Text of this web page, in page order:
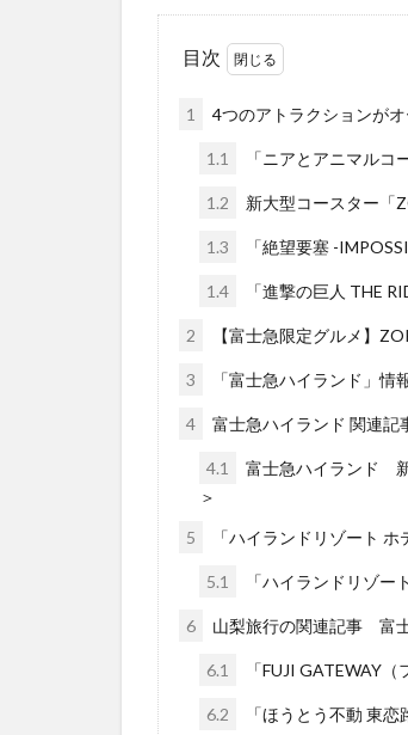
目次
1 4つのアトラクションが
1.1 「ニアとアニマルコ
1.2 新大型コースター「
1.3 「絶望要塞 -
1.4 「進撃の巨人 THE
2 【富士急限定グルメ】
3 「富士急ハイランド」情
4 富士急ハイランド 関連記
4.1
富士急ハイランド
＞
5
「ハイランドリゾート
5.1 「ハイランドリゾー
6 山梨旅行の関連記事 富
6.1 「FUJI GATEWAY
6.2 「ほうとう不動 東恋